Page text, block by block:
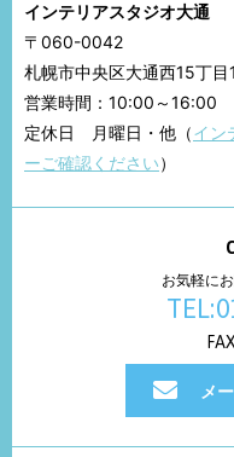
インテリアスタジオ大通
〒060-0042
札幌市中央区大通西15丁
営業時間：10:00～16:00
定休日 月曜日・他（イン
ーご確認ください）
お気軽に
メ